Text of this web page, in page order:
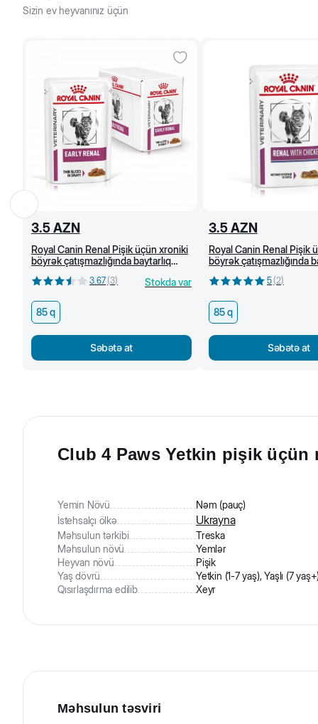
Sizin ev heyvanınız üçün
3.5 AZN
Royal Canin Renal Pişik üçün xroniki
böyrək çatışmazlığında baytarlıq
3.67 (3) Stokda var
85 q
Səbətə at
3.5 AZN
Royal Canin Renal Pişik
böyrək çatışmazlığında
5 (2)
85 q
Səbətə at
Club 4 Paws Yetkin pişik üçün
Yemin Növü
Nəm (pauç)
İstehsalçı ölkə
Ukrayna
Məhsulun tərkibi
Treska
Məhsulun növü
Yemlər
Heyvan növü
Pişik
Yaş dövrü
Yetkin (1-7 yaş), Yaşlı (7
Qısırlaşdırma edilib
Xeyr
Məhsulun təsviri